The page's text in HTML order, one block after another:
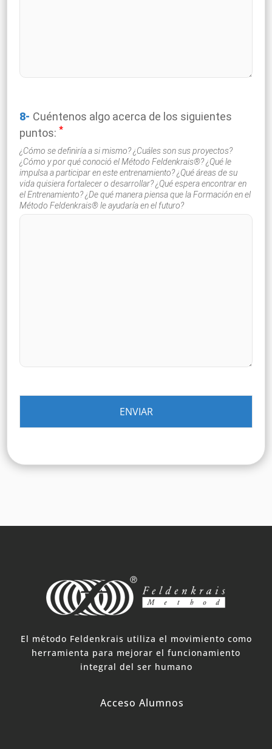
8- Cuéntenos algo acerca de los siguientes
puntos: *
¿Cómo se definiría a si mismo? ¿Cuáles son sus proyectos?
¿Cómo y por qué conoció el Método Feldenkrais®? ¿Qué le
impulsa a participar en este entrenamiento? ¿Qué áreas de su
vida quisiera fortalecer o desarrollar? ¿Qué espera encontrar en
el Entrenamiento? ¿De qué manera piensa que la Formación en el
Método Feldenkrais® le ayudaría en el futuro?
El método Feldenkrais utiliza el movimiento como
herramienta para mejorar el funcionamiento
integral del ser humano
Acceso Alumnos